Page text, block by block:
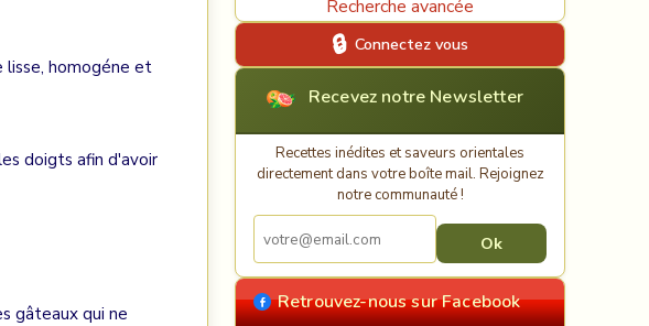
homogéne et
doigts afin d'avoir
gâteaux qui ne
Recherche avancée
Connectez vous
Recevez notre Newsletter
Recettes inédites et saveurs orientales
directement dans votre boîte mail. Rejoignez
notre communauté !
Retrouvez-nous sur Facebook